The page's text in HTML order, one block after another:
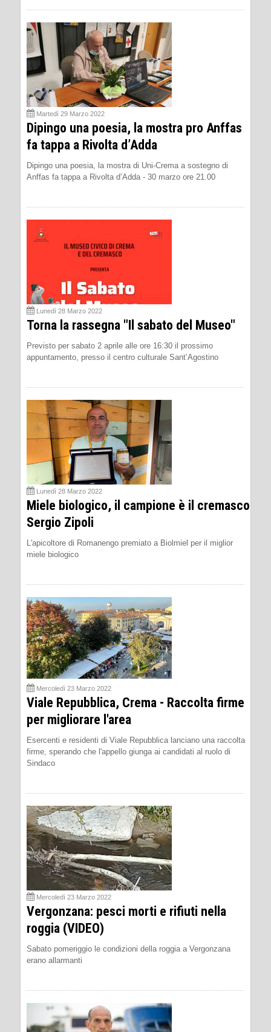
Martedì 29 Marzo 2022
Dipingo una poesia, la mostra pro Anffas
fa tappa a Rivolta d’Adda
Dipingo una poesia, la mostra di Uni-Crema a sostegno di
Anffas fa tappa a Rivolta d’Adda - 30 marzo ore 21.00
Lunedì 28 Marzo 2022
Torna la rassegna "Il sabato del Museo"
Previsto per sabato 2 aprile alle ore 16:30 il prossimo
appuntamento, presso il centro culturale Sant’Agostino
Lunedì 28 Marzo 2022
Miele biologico, il campione è il cremasco
Sergio Zipoli
L'apicoltore di Romanengo premiato a Biolmiel per il miglior
miele biologico
Mercoledì 23 Marzo 2022
Viale Repubblica, Crema - Raccolta firme
per migliorare l'area
Esercenti e residenti di Viale Repubblica lanciano una raccolta
firme, sperando che l'appello giunga ai candidati al ruolo di
Sindaco
Mercoledì 23 Marzo 2022
Vergonzana: pesci morti e rifiuti nella
roggia (VIDEO)
Sabato pomeriggio le condizioni della roggia a Vergonzana
erano allarmanti